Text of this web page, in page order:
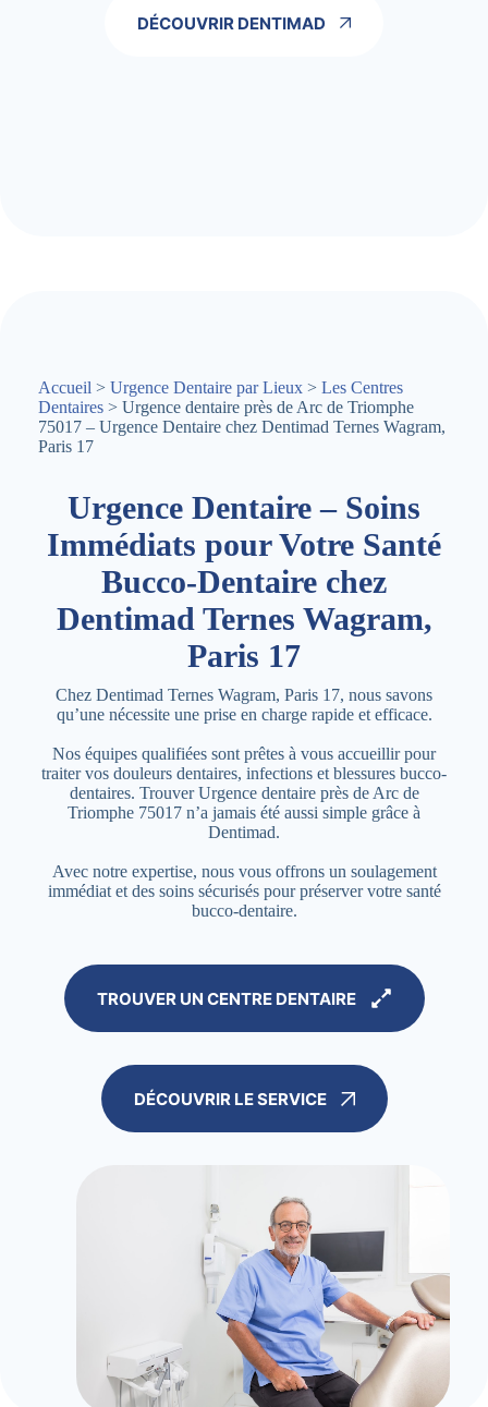
DÉCOUVRIR DENTIMAD
Accueil > Urgence Dentaire par Lieux > Les Centres
Dentaires > Urgence dentaire près de Arc de Triomphe
75017 – Urgence Dentaire chez Dentimad Ternes Wagram,
Paris 17
Urgence Dentaire – Soins
Immédiats pour Votre Santé
Bucco-Dentaire chez
Dentimad Ternes Wagram,
Paris 17
Chez Dentimad Ternes Wagram, Paris 17, nous savons
qu’une nécessite une prise en charge rapide et efficace.
Nos équipes qualifiées sont prêtes à vous accueillir pour
traiter vos douleurs dentaires, infections et blessures bucco-
dentaires. Trouver Urgence dentaire près de Arc de
Triomphe 75017 n’a jamais été aussi simple grâce à
Dentimad.
Avec notre expertise, nous vous offrons un soulagement
immédiat et des soins sécurisés pour préserver votre santé
bucco-dentaire.
TROUVER UN CENTRE DENTAIRE
DÉCOUVRIR LE SERVICE